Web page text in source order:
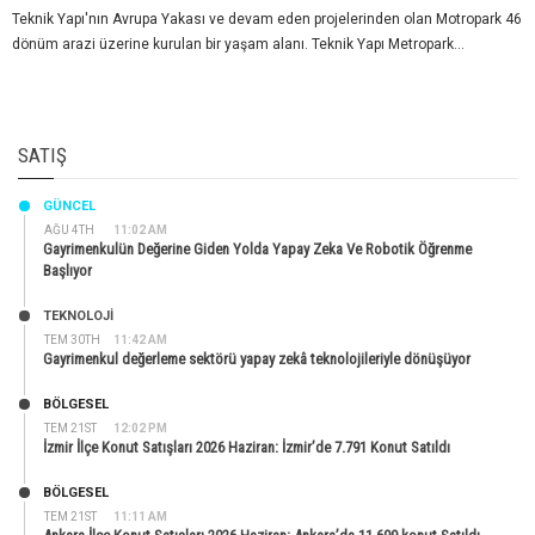
Teknik Yapı'nın Avrupa Yakası ve devam eden projelerinden olan Motropark 46
dönüm arazi üzerine kurulan bir yaşam alanı. Teknik Yapı Metropark...
SATIŞ
AĞU 4TH 11:02 AM
GÜNCEL
Gayrimenkulün Değerine Giden Yolda Yapay Zeka Ve Robotik Öğrenme
Başlıyor
TEM 30TH 11:42 AM
TEKNOLOJİ
Gayrimenkul değerleme sektörü yapay zekâ teknolojileriyle dönüşüyor
TEM 21ST 12:02 PM
BÖLGESEL
İzmir İlçe Konut Satışları 2026 Haziran: İzmir’de 7.791 Konut Satıldı
TEM 21ST 11:11 AM
BÖLGESEL